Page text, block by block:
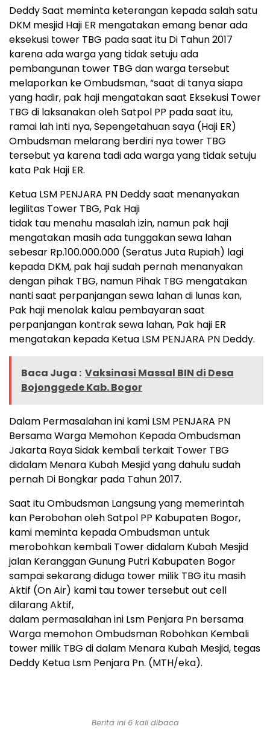
Deddy Saat meminta keterangan kepada salah satu
DKM mesjid Haji ER mengatakan emang benar ada
eksekusi tower TBG pada saat itu Di Tahun 2017
karena ada warga yang tidak setuju ada
pembangunan tower TBG dan warga tersebut
melaporkan ke Ombudsman, “saat di tanya siapa
yang hadir, pak haji mengatakan saat Eksekusi Tower
TBG di laksanakan oleh Satpol PP pada saat itu,
ramai lah inti nya, Sepengetahuan saya (Haji ER)
Ombudsman melarang berdiri nya tower TBG
tersebut ya karena tadi ada warga yang tidak setuju
kata Pak Haji ER.
Ketua LSM PENJARA PN Deddy saat menanyakan
legilitas Tower TBG, Pak Haji
tidak tau menahu masalah izin, namun pak haji
mengatakan masih ada tunggakan sewa lahan
sebesar Rp.100.000.000 (Seratus Juta Rupiah) lagi
kepada DKM, pak haji sudah pernah menanyakan
dengan pihak TBG, namun Pihak TBG mengatakan
nanti saat perpanjangan sewa lahan di lunas kan,
Pak haji menolak kalau pembayaran saat
perpanjangan kontrak sewa lahan, Pak haji ER
mengatakan kepada Ketua LSM PENJARA PN Deddy.
Baca Juga : Vaksinasi Massal BIN di Desa
Bojonggede Kab. Bogor
Dalam Permasalahan ini kami LSM PENJARA PN
Bersama Warga Memohon Kepada Ombudsman
Jakarta Raya Sidak kembali terkait Tower TBG
didalam Menara Kubah Mesjid yang dahulu sudah
pernah Di Bongkar pada Tahun 2017.
Saat itu Ombudsman Langsung yang memerintah
kan Perobohan oleh Satpol PP Kabupaten Bogor,
kami meminta kepada Ombudsman untuk
merobohkan kembali Tower didalam Kubah Mesjid
jalan Keranggan Gunung Putri Kabupaten Bogor
sampai sekarang diduga tower milik TBG itu masih
Aktif (On Air) kami tau tower tersebut out cell
dilarang Aktif,
dalam permasalahan ini Lsm Penjara Pn bersama
Warga memohon Ombudsman Robohkan Kembali
tower milik TBG di dalam Menara Kubah Mesjid, tegas
Deddy Ketua Lsm Penjara Pn. (MTH/eka).
Berita ini 6 kali dibaca